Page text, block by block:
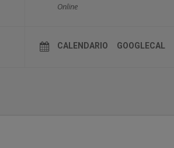
Online
CALENDARIO GOOGLECAL